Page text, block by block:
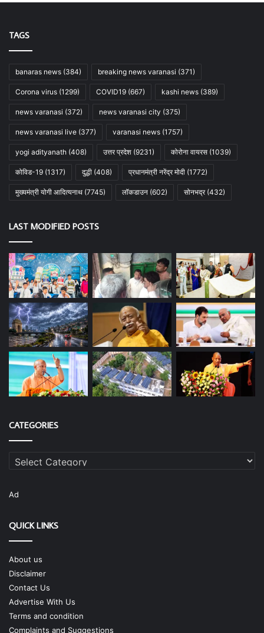
TAGS
banaras news (384) breaking news varanasi (371)
Corona virus (1299) COVID19 (667) kashi news (389)
news varanasi (372) news varanasi city (375)
news varanasi live (377) varanasi news (1757)
yogi adityanath (408) उत्तर प्रदेश (9231) कोरोना वायरस (1039)
कोविड-19 (1317) दुद्धी (408) प्रधानमंत्री नरेंद्र मोदी (1772)
मुख्यमंत्री योगी आदित्यनाथ (7745) लॉकडाउन (602) सोनभद्र(432)
LAST MODIFIED POSTS
CATEGORIES
Categories
Ad
QUICK LINKS
About us
Disclaimer
Contact Us
Advertise With Us
Terms and condition
Complaints and Suggestions